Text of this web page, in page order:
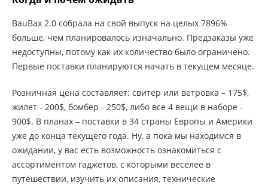
BauBax 2.0 собрала на свой выпуск на целых 7896%
больше, чем планировалось изначально. Предзаказы уже
недоступны, потому как их количество было ограничено.
Первые поставки планируются начать в текущем месяце.
Розничная цена составляет: свитер или ветровка – 175$,
жилет - 200$, бомбер - 250$, либо все 4 вещи в наборе -
900$. В планах – поставки в 34 страны Европы и Америки
уже до конца текущего года. Ну, а пока мы находимся в
ожидании, у вас есть возможность ознакомиться с
ассортиментом гаджетов, с которыми веселее в
путешествии, изучить их описания, технические